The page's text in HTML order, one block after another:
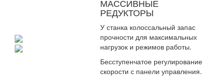
МАССИВНЫЕ
РЕДУКТОРЫ
У станка колоссальный запас
прочности для максимальных
нагрузок и режимов работы.
Бесступенчатое регулирование
скорости с панели управления.